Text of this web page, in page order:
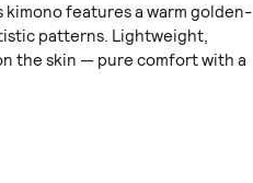
kimono features a warm golden-
patterns. Lightweight,
the skin — pure comfort with a